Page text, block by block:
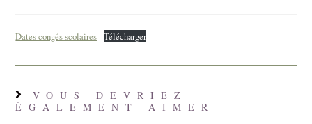
Dates congés scolaires Télécharger
VOUS DEVRIEZ
ÉGALEMENT AIMER